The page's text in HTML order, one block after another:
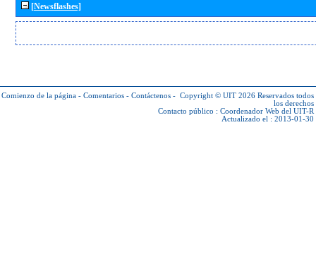
[Newsflashes]
Comienzo de la página - Comentarios - Contáctenos - Copyright © UIT 2026 Reservados todos
los derechos
Contacto público : Coordenador Web del UIT-R
Actualizado el : 2013-01-30